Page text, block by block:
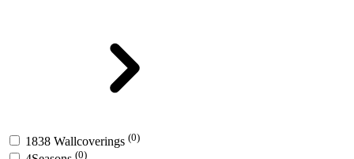
1838 Wallcoverings (0)
(0)